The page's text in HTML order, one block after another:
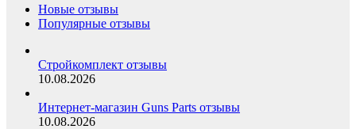
Новые отзывы
Популярные отзывы
Стройкомплект отзывы
10.08.2026
Интернет-магазин Guns Parts отзывы
10.08.2026